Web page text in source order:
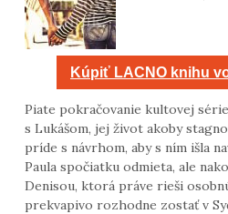
Kúpiť LACNO knihu
Piate pokračovanie kultovej
s Lukášom, jej život akoby
príde s návrhom, aby s ním išla
Paula spočiatku odmieta, ale
Denisou, ktorá práve rieši
prekvapivo rozhodne zostať v